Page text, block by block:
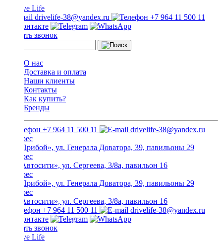
drivelife-38@yandex.ru +7 964 11 500 11
Заказать звонок
О нас
Доставка и оплата
Наши клиенты
Контакты
Как купить?
Бренды
+7 964 11 500 11 drivelife-38@yandex.ru
ТЦ «Прибой», ул. Генерала Доватора, 39, павильоны 29
ТЦ «Автосити», ул. Сергеева, 3/8а, павильон 16
ТЦ «Прибой», ул. Генерала Доватора, 39, павильоны 29
ТЦ «Автосити», ул. Сергеева, 3/8а, павильон 16
+7 964 11 500 11
drivelife-38@yandex.ru
Заказать звонок